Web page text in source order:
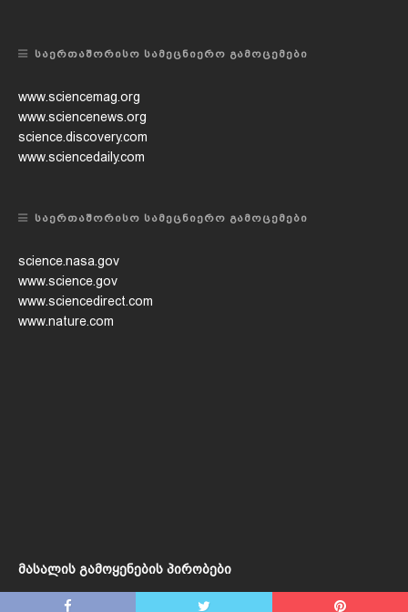
ᲡᲐᲔᲠᲗᲐᲨᲝᲠᲘᲡᲝ ᲡᲐᲛᲔᲪᲜᲘᲔᲠᲝ ᲒᲐᲛᲝᲪᲔᲛᲔᲑᲘ
www.sciencemag.org
www.sciencenews.org
science.discovery.com
www.sciencedaily.com
ᲡᲐᲔᲠᲗᲐᲨᲝᲠᲘᲡᲝ ᲡᲐᲛᲔᲪᲜᲘᲔᲠᲝ ᲒᲐᲛᲝᲪᲔᲛᲔᲑᲘ
science.nasa.gov
www.science.gov
www.sciencedirect.com
www.nature.com
მასალის გამოყენების პირობები
Copyright © 2020 / Created by